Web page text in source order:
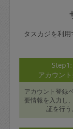
タスカジを利
Step1:
アカウン
アカウント登録
要情報を入力し
証を行う。